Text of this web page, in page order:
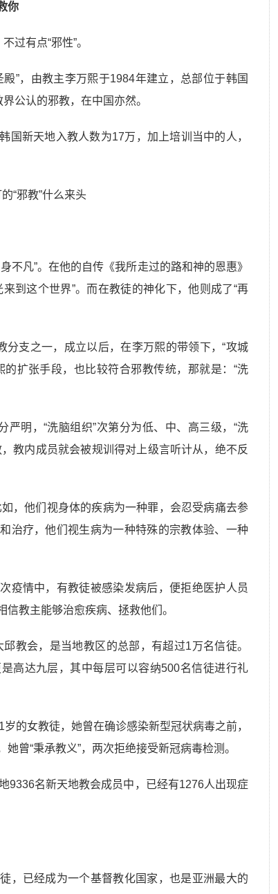
你
过有点“邪性”。
”，由教主李万熙于1984年建立，总部位于韩国
公认的邪教，在中国亦然。
国新天地入教人数为17万，加上培训当中的人，
不凡”。在他的自传《我所走过的路和神的恩惠》
到这个世界”。而在教徒的神化下，他则成了“再
分支之一，成立以后，在李万熙的带领下，“攻城
的扩张手段，也比较符合邪教传统，那就是：“洗
严明，“洗脑组织”次第分为低、中、高三级，“洗
教内成员就会被规训得对上级言听计从，绝不反
如，他们视身体的疾病为一种罪，会忍受病痛去参
治疗，他们视生病为一种特殊的宗教体验、一种
疫情中，有教徒被感染发病后，便拒绝医护人员
教主能够治愈疾病、拯救他们。
邱教会，是当地教区的总部，有超过1万名信徒。
高达九层，其中每层可以容纳500名信徒进行礼
的女教徒，她曾在确诊感染新型冠状病毒之前，
曾“秉承教义”，两次拒绝接受新冠病毒检测。
9336名新天地教会成员中，已经有1276人出现症
，已经成为一个基督教化国家，也是亚洲最大的